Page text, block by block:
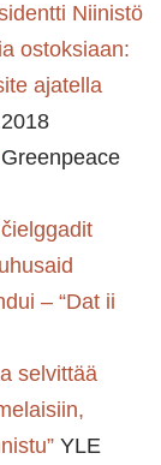
Niinistö
ostoksiaan:
ajatella
Greenpeace
– “Dat ii
selvittää
YLE